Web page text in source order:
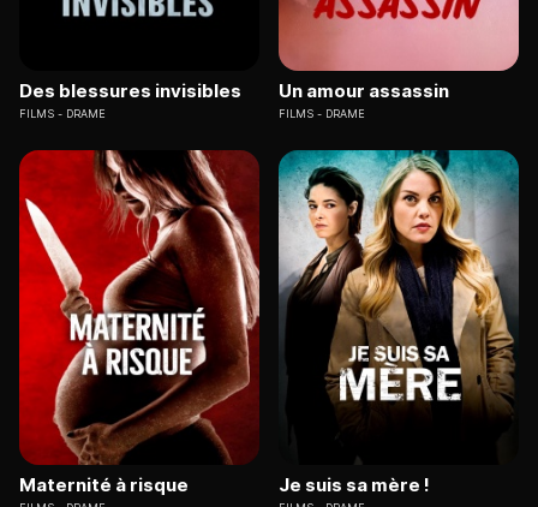
Des blessures invisibles
FILMS DRAME
Un amour assassin
FILMS DRAME
Maternité à risque Je suis sa mère !